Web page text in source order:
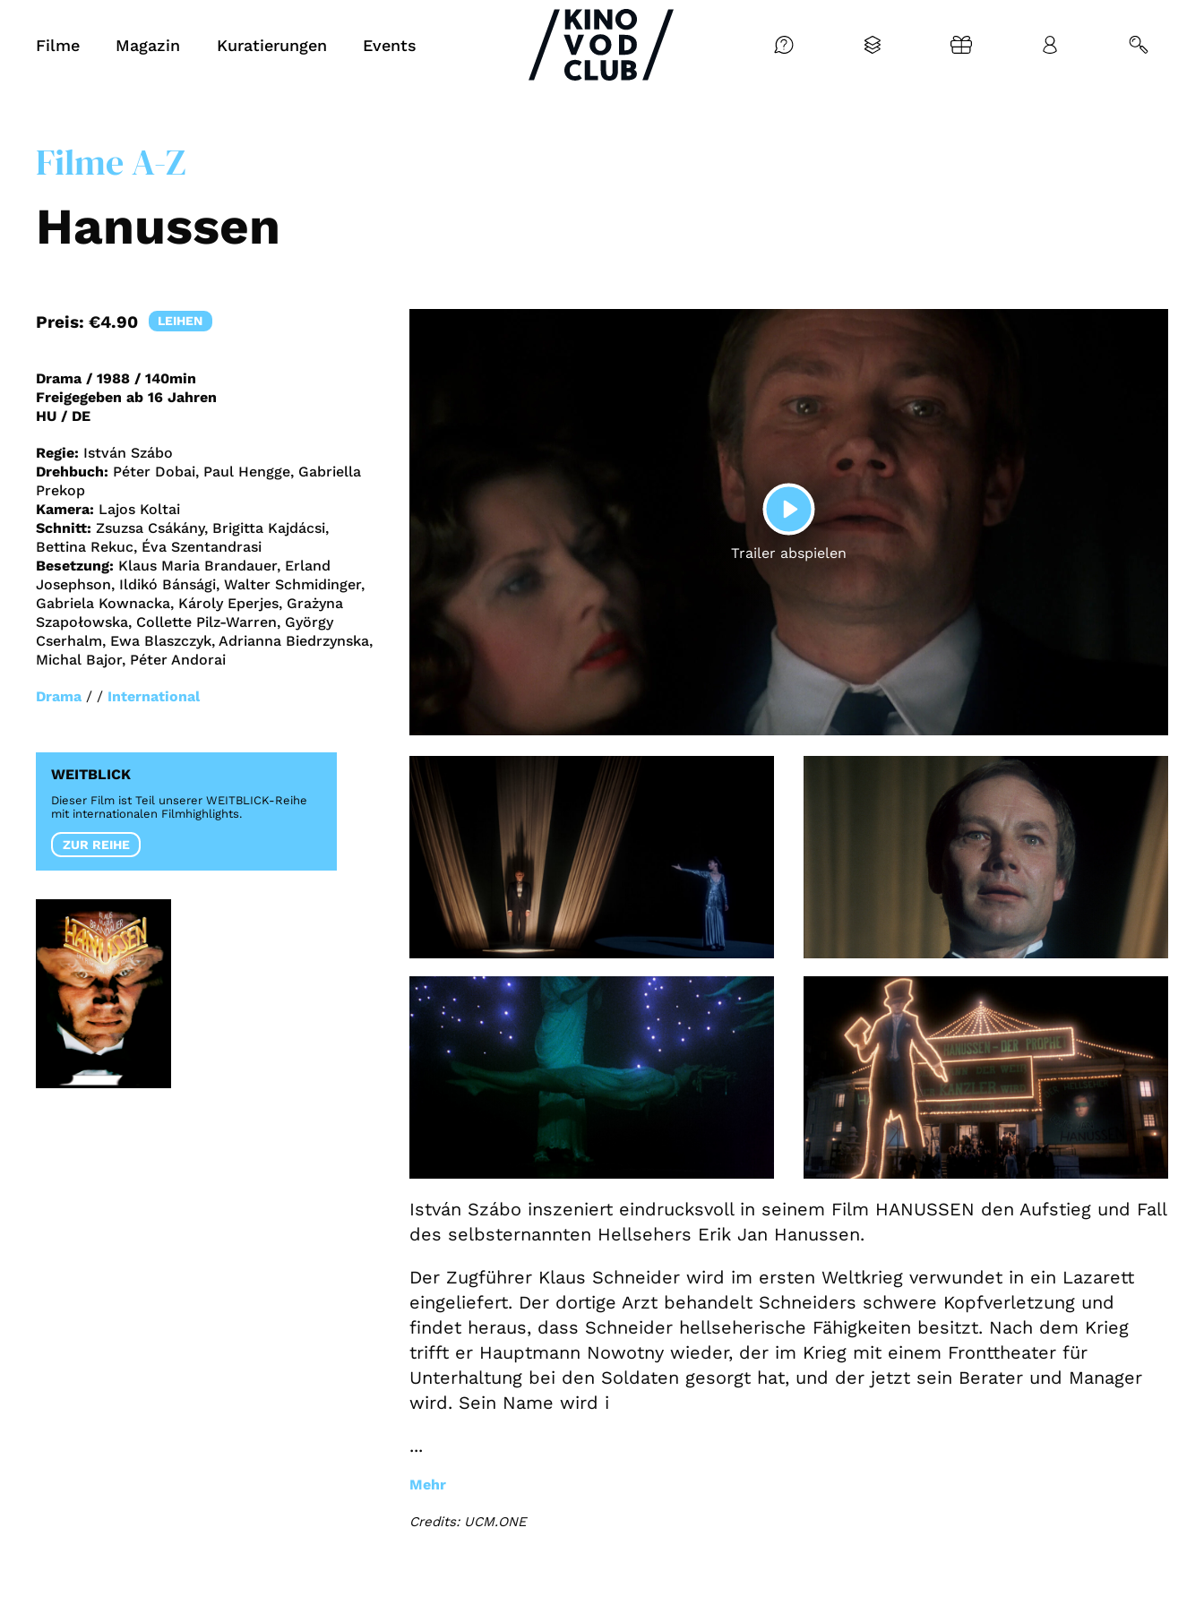
Account
Suche
Filme Magazin Kuratierungen Events
Filme A-Z
Hanussen
Preis: €4.90 LEIHEN
PLAY
Trailer abspielen
Drama / 1988 / 140min
Freigegeben ab 16 Jahren
HU / DE
Regie: István Szábo
Drehbuch: Péter Dobai, Paul Hengge, Gabriella
Prekop
Kamera: Lajos Koltai
Schnitt: Zsuzsa Csákány, Brigitta Kajdácsi,
Bettina Rekuc, Éva Szentandrasi
Besetzung: Klaus Maria Brandauer, Erland
Josephson, Ildikó Bánsági, Walter Schmidinger,
Gabriela Kownacka, Károly Eperjes, Grażyna
Szapołowska, Collette Pilz-Warren, György
Cserhalm, Ewa Blaszczyk, Adrianna Biedrzynska,
Michal Bajor, Péter Andorai
Drama / / International
WEITBLICK
Dieser Film ist Teil unserer WEITBLICK-Reihe
mit internationalen Filmhighlights.
ZUR REIHE
István Szábo inszeniert eindrucksvoll in seinem Film HANUSSEN den Aufstieg und Fall
des selbsternannten Hellsehers Erik Jan Hanussen.
Der Zugführer Klaus Schneider wird im ersten Weltkrieg verwundet in ein Lazarett
eingeliefert. Der dortige Arzt behandelt Schneiders schwere Kopfverletzung und
findet heraus, dass Schneider hellseherische Fähigkeiten besitzt. Nach dem Krieg
trifft er Hauptmann Nowotny wieder, der im Krieg mit einem Fronttheater für
Unterhaltung bei den Soldaten gesorgt hat, und der jetzt sein Berater und Manager
wird. Sein Name wird i
...
Mehr
Credits: UCM.ONE